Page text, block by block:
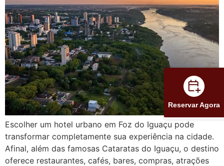
Escolher um hotel urbano em Foz do Iguaçu pode
transformar completamente sua experiência na cidade.
Afinal, além das famosas Cataratas do Iguaçu, o destino
oferece restaurantes, cafés, bares, compras, atrações
Reservar Agora